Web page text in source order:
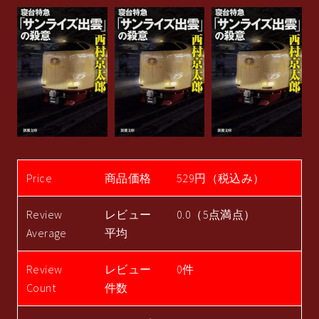
Price 商品価格 529円（税込み）
Review
Average
レビュー
平均
0.0（5点満点）
Review
Count
レビュー
件数
0件